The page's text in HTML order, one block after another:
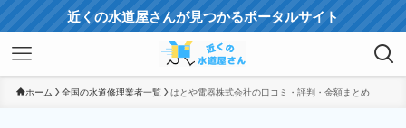
近くの水道屋さんが見つかるポータルサイト
ホーム 全国の水道修理業者一覧 はとや電器株式会社の口コミ・評判・金額まとめ